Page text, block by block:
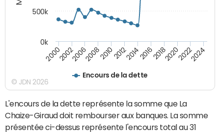
Encours de la dette
200020022006200820102012201420162018202020222024
0k
500k
© JDN 2026
L'encours de la dette représente la somme que La
Chaize-Giraud doit rembourser aux banques. La somme
présentée ci-dessus représente l'encours total au 31